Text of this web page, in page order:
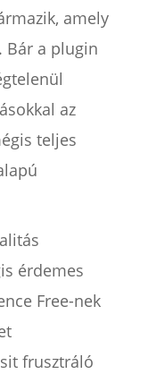
amely
Bár a plugin
az
teljes
érdemes
Free-nek
frusztráló